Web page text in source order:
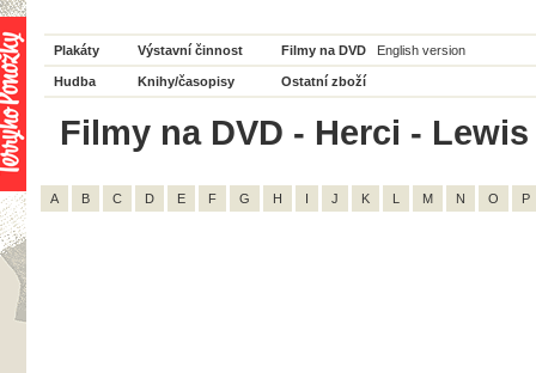
Plakáty Výstavní činnost Filmy na DVD English version
Hudba Knihy/časopisy Ostatní zboží
Filmy na DVD - Herci -
A B C D E F G H I J K L M N O P